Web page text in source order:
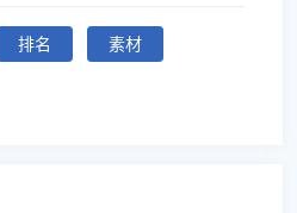
排名
素材